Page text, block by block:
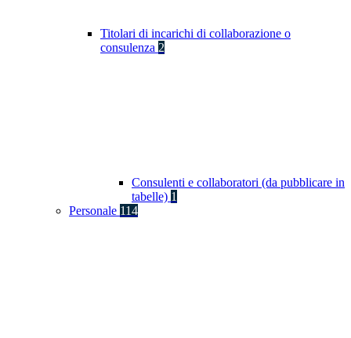
Titolari di incarichi di collaborazione o
consulenza 2
Consulenti e collaboratori (da pubblicare in
tabelle) 1
Personale 114